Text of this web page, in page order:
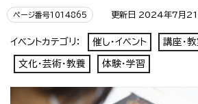
ページ番号1014865 更新日 2024年7月21
イベントカテゴリ： 催し・イベント 講座・
文化・芸術・教養 体験・学習